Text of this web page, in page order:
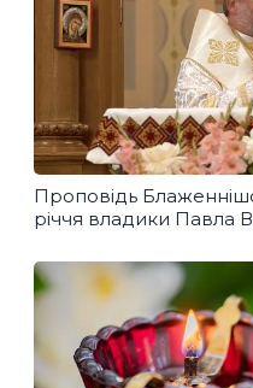
Проповідь
річчя владики Павла